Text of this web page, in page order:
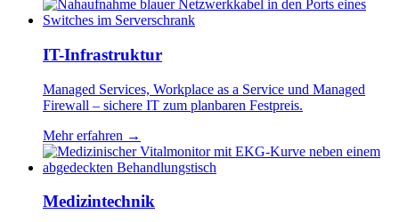
IT-Infrastruktur
Managed Services, Workplace as a Service und Managed
Firewall – sichere IT zum planbaren Festpreis.
Mehr erfahren →
Medizintechnik